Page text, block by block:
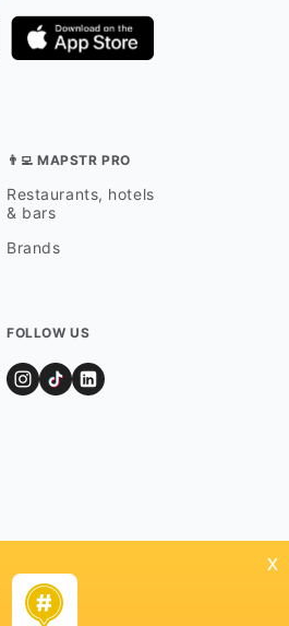
👨‍💻 MAPSTR PRO
Restaurants, hotels
& bars
Brands
FOLLOW US
x